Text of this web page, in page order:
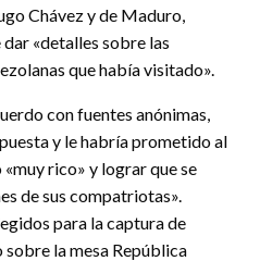
Chávez y de Maduro,
«detalles sobre las
que había visitado».
con fuentes anónimas,
y le habría prometido al
rico» y lograr que se
de sus compatriotas».
para la captura de
la mesa República